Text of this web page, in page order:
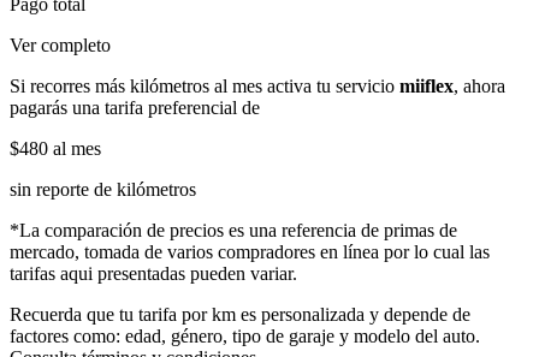
Ver completo
Si recorres más kilómetros al mes activa tu servicio miiflex, ahora
pagarás una tarifa preferencial de
$480 al mes
sin reporte de kilómetros
*La comparación de precios es una referencia de primas de
mercado, tomada de varios compradores en línea por lo cual las
tarifas aqui presentadas pueden variar.
Recuerda que tu tarifa por km es personalizada y depende de
factores como: edad, género, tipo de garaje y modelo del auto.